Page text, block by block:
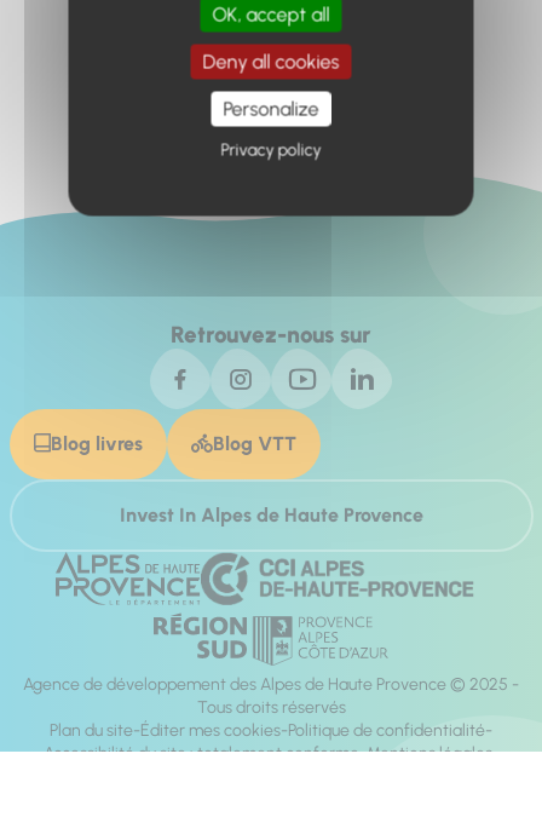
Retour à l'accueil
Retrouvez-nous sur
Blog livres Blog VTT
Invest In Alpes de Haute Provence
Agence de développement des Alpes de Haute Provence © 2025 -
Tous droits réservés
Plan du site Éditer mes cookies Politique de confidentialité
Accessibilité du site : totalement conforme Mentions légales
OK, accept all
Deny all cookies
Personalize
Privacy policy